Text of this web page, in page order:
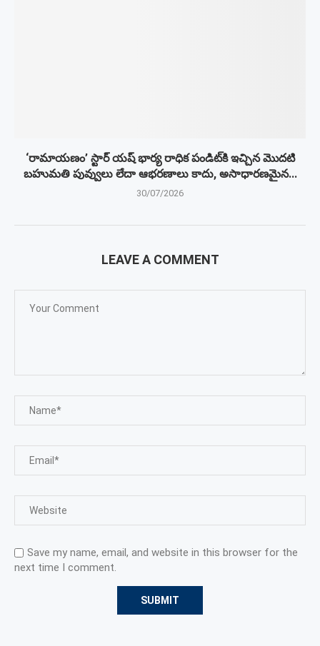
‘రామాయణం’ స్టార్ యష్ భార్య రాధిక పండిట్‌కి ఇచ్చిన మొదటి
బహుమతి పువ్వులు లేదా ఆభరణాలు కాదు, అసాధారణమైన...
30/07/2026
LEAVE A COMMENT
Save my name, email, and website in this browser for the
next time I comment.